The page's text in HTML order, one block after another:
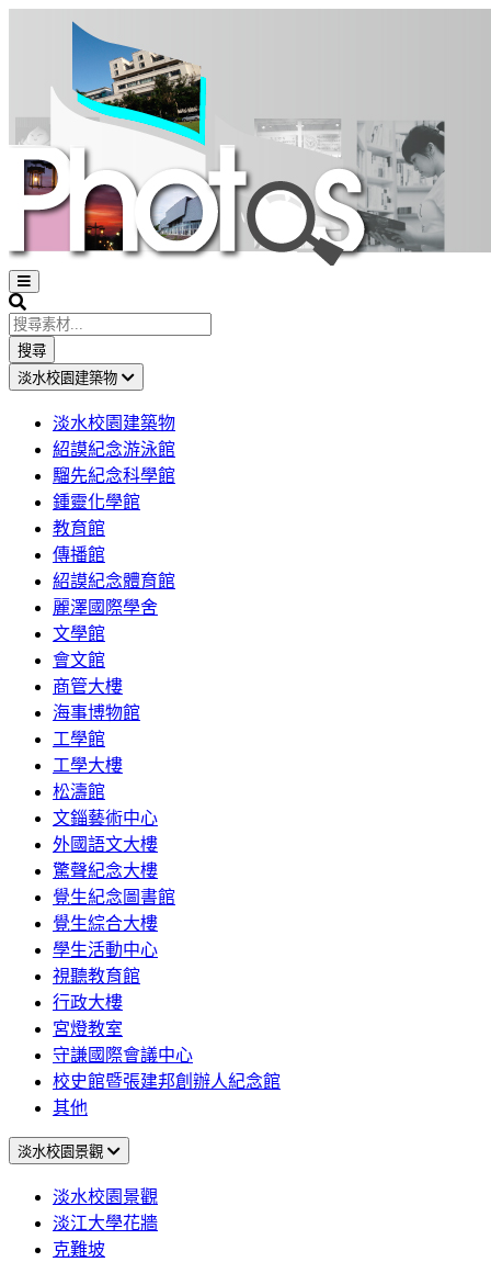
Open
sidebar
Search
搜尋
淡水校園建築物
淡水校園建築物
紹謨紀念游泳館
騮先紀念科學館
鍾靈化學館
教育館
傳播館
紹謨紀念體育館
麗澤國際學舍
文學館
會文館
商管大樓
海事博物館
工學館
工學大樓
松濤館
文錙藝術中心
外國語文大樓
驚聲紀念大樓
覺生紀念圖書館
覺生綜合大樓
學生活動中心
視聽教育館
行政大樓
宮燈教室
守謙國際會議中心
校史館暨張建邦創辦人紀念館
其他
淡水校園景觀
淡水校園景觀
淡江大學花牆
克難坡